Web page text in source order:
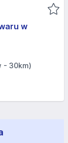
w
- 30km)